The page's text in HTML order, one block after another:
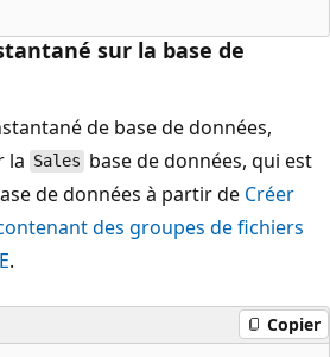
sur la base de
de base de données,
la Sales base de données, qui est
de données à partir de Créer
des groupes de fichiers
.
Copier